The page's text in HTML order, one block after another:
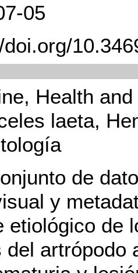
05
Health
laeta,
de
y
etiológico de
del artrópodo